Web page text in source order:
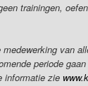
trainingen,
van
periode
informatie zie